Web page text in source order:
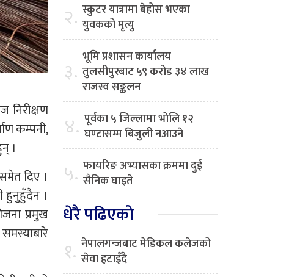
निरीक्षण
कम्पनी,
।
दिए ।
हुनुहुँदैन ।
प्रमुख
२. स्कुटर यात्रामा बेहोस भएका
युवकको मृत्यु
३. भूमि प्रशासन कार्यालय
तुलसीपुरबाट ५९ करोड ३४ लाख
राजस्व सङ्कलन
४. पूर्वका ५ जिल्लामा भाेलि १२
घण्टासम्म बिजुली नआउने
५. फायरिङ अभ्यासका क्रममा दुई
सैनिक घाइते
धेरै पढिएको
१. नेपालगन्जबाट मेडिकल कलेजको
सेवा हटाइँदै